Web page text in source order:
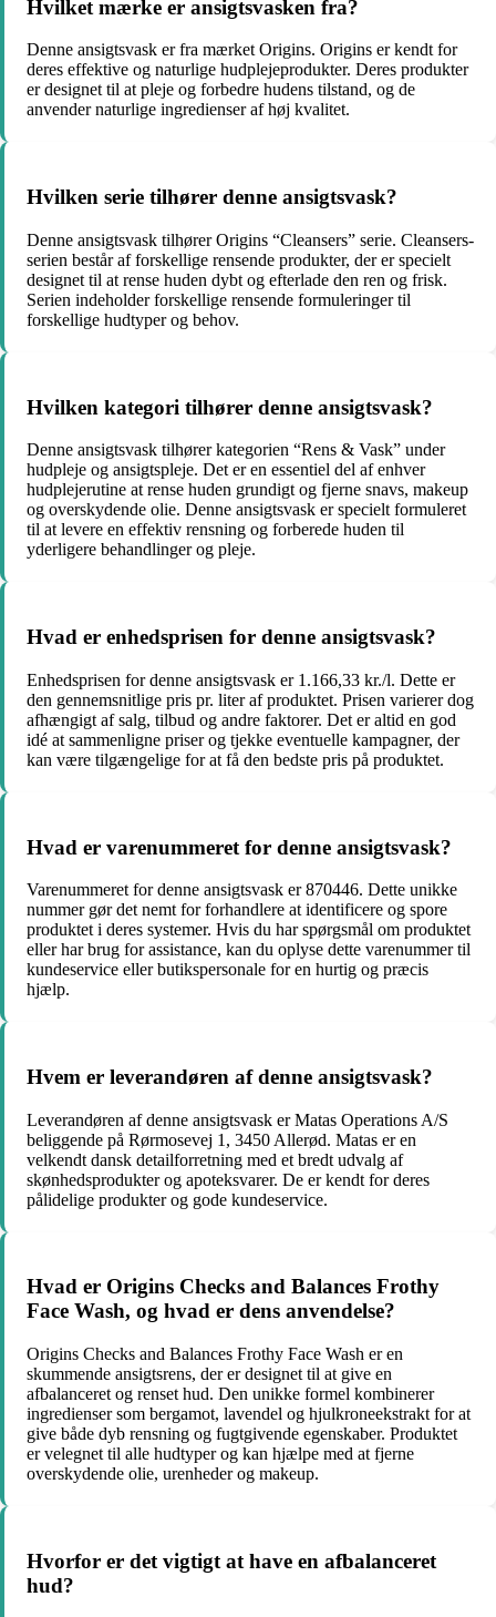
Hvilket mærke er ansigtsvasken fra?
Denne ansigtsvask er fra mærket Origins. Origins er kendt for
deres effektive og naturlige hudplejeprodukter. Deres produkter
er designet til at pleje og forbedre hudens tilstand, og de
anvender naturlige ingredienser af høj kvalitet.
Hvilken serie tilhører denne ansigtsvask?
Denne ansigtsvask tilhører Origins “Cleansers” serie. Cleansers-
serien består af forskellige rensende produkter, der er specielt
designet til at rense huden dybt og efterlade den ren og frisk.
Serien indeholder forskellige rensende formuleringer til
forskellige hudtyper og behov.
Hvilken kategori tilhører denne ansigtsvask?
Denne ansigtsvask tilhører kategorien “Rens & Vask” under
hudpleje og ansigtspleje. Det er en essentiel del af enhver
hudplejerutine at rense huden grundigt og fjerne snavs, makeup
og overskydende olie. Denne ansigtsvask er specielt formuleret
til at levere en effektiv rensning og forberede huden til
yderligere behandlinger og pleje.
Hvad er enhedsprisen for denne ansigtsvask?
Enhedsprisen for denne ansigtsvask er 1.166,33 kr./l. Dette er
den gennemsnitlige pris pr. liter af produktet. Prisen varierer dog
afhængigt af salg, tilbud og andre faktorer. Det er altid en god
idé at sammenligne priser og tjekke eventuelle kampagner, der
kan være tilgængelige for at få den bedste pris på produktet.
Hvad er varenummeret for denne ansigtsvask?
Varenummeret for denne ansigtsvask er 870446. Dette unikke
nummer gør det nemt for forhandlere at identificere og spore
produktet i deres systemer. Hvis du har spørgsmål om produktet
eller har brug for assistance, kan du oplyse dette varenummer til
kundeservice eller butikspersonale for en hurtig og præcis
hjælp.
Hvem er leverandøren af denne ansigtsvask?
Leverandøren af denne ansigtsvask er Matas Operations A/S
beliggende på Rørmosevej 1, 3450 Allerød. Matas er en
velkendt dansk detailforretning med et bredt udvalg af
skønhedsprodukter og apoteksvarer. De er kendt for deres
pålidelige produkter og gode kundeservice.
Hvad er Origins Checks and Balances Frothy
Face Wash, og hvad er dens anvendelse?
Origins Checks and Balances Frothy Face Wash er en
skummende ansigtsrens, der er designet til at give en
afbalanceret og renset hud. Den unikke formel kombinerer
ingredienser som bergamot, lavendel og hjulkroneekstrakt for at
give både dyb rensning og fugtgivende egenskaber. Produktet
er velegnet til alle hudtyper og kan hjælpe med at fjerne
overskydende olie, urenheder og makeup.
Hvorfor er det vigtigt at have en afbalanceret
hud?